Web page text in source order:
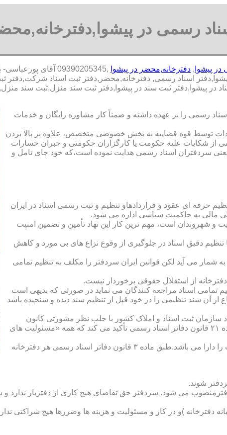
رسمی در
پیشوا , دفترخانه,محضر در پیشوا
,09390205345
اسناد رسمی, دفترخانه,محضر,دفتر ثبت اسناد شرکت,دفتر
در پیشوا,دفتر ثبت سند در پیشوا,دفتر ثبت سند منزل,ثبت
رسمی را بر عهده داشته و ضمناً کار مشاوره رایگان و خدمات
توسط قوه قضاییه به بخش خصوصی متخصص، علاوه بر بالا بردن
از شکایات علیه حکومت یا کارگزاران حکومتی و جبران خسارات
سردفتران اسناد رسمی هدایت نموده است،که خود جای تامل و
حرفه ای عقود و قراردادهاو تنظیم و ثبت رسمی اسناد در ایران
مالی به حاکمیت سیاسی اداره می شود.
شهروندان است، مهم ترین کار این نهاد تأمین و تضمین امنیت
دقیق اسناد در جلوگیری از وقوع نزاع های بی مورد و کاهش
شمار می آید لکن قوانین ایران سردفتر را مکلف به تنظیم تمامی
از استقلال حقوقی برخوردار نیست.
تمامی اسناد مراجعه کنندگان می نماید در صورتی که بدیهی است
از آن سند تنظیمی را در خود قبل از تنظیم سند دیده و سنجیده باشد
سازمان ثبت اسناد و املاک کشور با جلب نظر مشورتی کانون
سردفتران و دفتریاران تعیین شده و سردفتر نامیده می شود. ماده ۲۱ قانون دفاتر اسناد رسمی تأکید می کند که همه «مسئولیت های
دفتریار :دفتریار سمت معاونت دفترخانه و نمایندگی سازمان ثبت را دارا می باشد.طبق ماده ۳ قانون دفاتر اسناد رسمی هر دفترخانه
شوند.
می شود. سردفتر حق تقاضای هیچ کاری از دفتریار ندارد